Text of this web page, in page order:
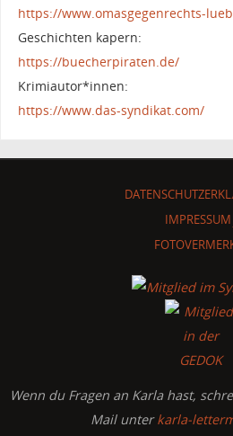
https://www.omasgegenrechts-
Geschichten kapern:
https://buecherpiraten.de/
Krimiautor*innen:
https://www.das-syndikat.com/
IMPRESSUM
Wenn du Fragen an Karla hast,
Mail unterkarla-